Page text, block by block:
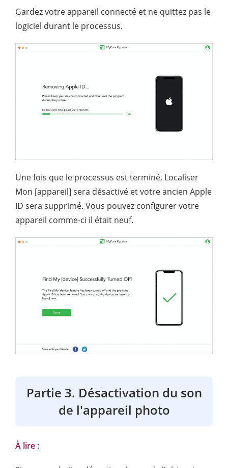
Gardez votre appareil connecté et ne quittez pas le
logiciel durant le processus.
Une fois que le processus est terminé, Localiser
Mon [appareil] sera désactivé et votre ancien Apple
ID sera supprimé. Vous pouvez configurer votre
appareil comme-ci il était neuf.
Partie 3. Désactivation du son
de l'appareil photo
À lire :